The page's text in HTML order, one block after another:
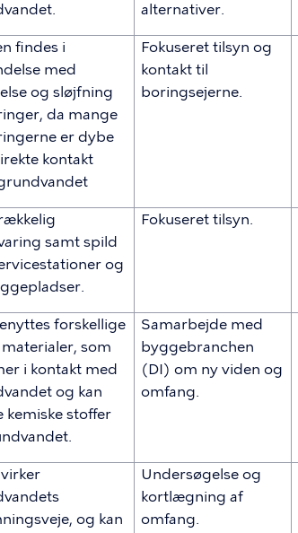
alternativer.
findes i
med
og sløjfning
da mange
er dybe
kontakt
Fokuseret tilsyn og
kontakt til
boringsejerne.
samt spild
og
Fokuseret tilsyn.
forskellige
som
i kontakt med
og kan
kemiske stoffer
Samarbejde med
byggebranchen
(DI) om ny viden og
omfang.
og kan
Undersøgelse og
kortlægning af
omfang.